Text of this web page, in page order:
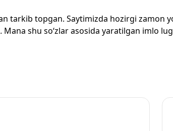
tarkib topgan. Saytimizda hozirgi zamon
shu so‘zlar asosida yaratilgan imlo